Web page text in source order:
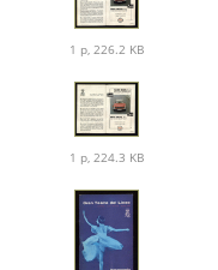
1 p, 226.2 KB
1 p, 224.3 KB